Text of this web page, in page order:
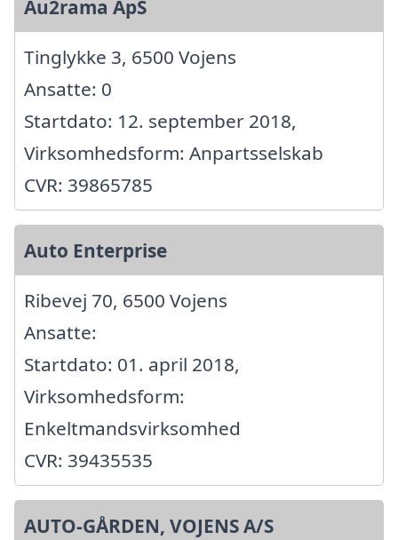
Au2rama ApS
Tinglykke 3, 6500 Vojens
Ansatte: 0
Startdato: 12. september 2018,
Virksomhedsform: Anpartsselskab
CVR: 39865785
Auto Enterprise
Ribevej 70, 6500 Vojens
Ansatte:
Startdato: 01. april 2018,
Virksomhedsform:
Enkeltmandsvirksomhed
CVR: 39435535
AUTO-GÅRDEN, VOJENS A/S